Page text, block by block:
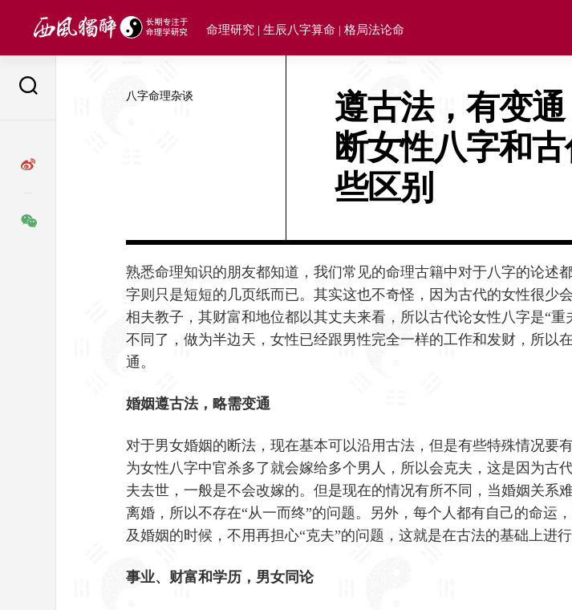
命理研究 | 生辰八字算命 | 格局法论命
八字命理杂谈
遵古法，有变
断女性八字和
些区别
熟悉命理知识的朋友都知道，我们常见的命理古籍中对于八字的论述
字则只是短短的几页纸而已。其实这也不奇怪，因为古代的女性很少
相夫教子，其财富和地位都以其丈夫来看，所以古代论女性八字是“重
不同了，做为半边天，女性已经跟男性完全一样的工作和发财，所以
通。
婚姻遵古法，略需变通
对于男女婚姻的断法，现在基本可以沿用古法，但是有些特殊情况要
为女性八字中官杀多了就会嫁给多个男人，所以会克夫，这是因为古
夫去世，一般是不会改嫁的。但是现在的情况有所不同，当婚姻关系
离婚，所以不存在“从一而终”的问题。另外，每个人都有自己的命运
及婚姻的时候，不用再担心“克夫”的问题，这就是在古法的基础上进行
事业、财富和学历，男女同论